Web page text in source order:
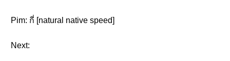
Pim: กี่ [natural native speed]
Next: